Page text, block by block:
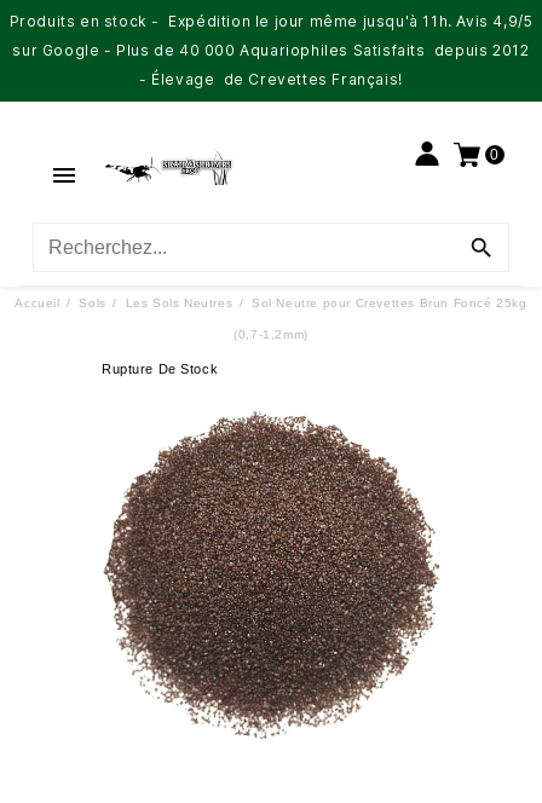
Produits en stock - Expédition le jour même jusqu'à 11h. Avis 4,9/5
sur Google - Plus de 40 000 Aquariophiles Satisfaits depuis 2012
- Élevage de Crevettes Français!

0

Accueil Sols Les Sols Neutres Sol Neutre pour Crevettes Brun Foncé 25kg
(0,7-1,2mm)
Rupture De Stock